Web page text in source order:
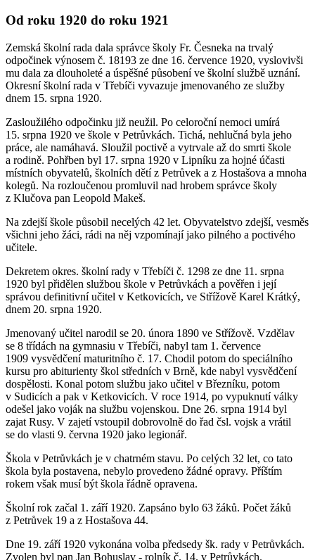
Od roku 1920 do roku 1921
Zemská školní rada dala správce školy Fr. Česneka na trvalý
odpočinek výnosem č. 18193 ze dne 16. července 1920, vyslovivši
mu dala za dlouholeté a úspěšné působení ve školní službě uznání.
Okresní školní rada v Třebíči vyvazuje jmenovaného ze služby
dnem 15. srpna 1920.
Zasloužilého odpočinku již neužil. Po celoroční nemoci umírá
15. srpna 1920 ve škole v Petrůvkách. Tichá, nehlučná byla jeho
práce, ale namáhavá. Sloužil poctivě a vytrvale až do smrti škole
a rodině. Pohřben byl 17. srpna 1920 v Lipníku za hojné účasti
místních obyvatelů, školních dětí z Petrůvek a z Hostašova a mnoha
kolegů. Na rozloučenou promluvil nad hrobem správce školy
z Klučova pan Leopold Makeš.
Na zdejší škole působil necelých 42 let. Obyvatelstvo zdejší, vesměs
všichni jeho žáci, rádi na něj vzpomínají jako pilného a poctivého
učitele.
Dekretem okres. školní rady v Třebíči č. 1298 ze dne 11. srpna
1920 byl přidělen službou škole v Petrůvkách a pověřen i její
správou definitivní učitel v Ketkovicích, ve Střížově Karel Krátký,
dnem 20. srpna 1920.
Jmenovaný učitel narodil se 20. února 1890 ve Střížově. Vzdělav
se 8 třídách na gymnasiu v Třebíči, nabyl tam 1. července
1909 vysvědčení maturitního č. 17. Chodil potom do speciálního
kursu pro abiturienty škol středních v Brně, kde nabyl vysvědčení
dospělosti. Konal potom službu jako učitel v Březníku, potom
v Sudicích a pak v Ketkovicích. V roce 1914, po vypuknutí války
odešel jako voják na službu vojenskou. Dne 26. srpna 1914 byl
zajat Rusy. V zajetí vstoupil dobrovolně do řad čsl. vojsk a vrátil
se do vlasti 9. června 1920 jako legionář.
Škola v Petrůvkách je v chatrném stavu. Po celých 32 let, co tato
škola byla postavena, nebylo provedeno žádné opravy. Příštím
rokem však musí být škola řádně opravena.
Školní rok začal 1. září 1920. Zapsáno bylo 63 žáků. Počet žáků
z Petrůvek 19 a z Hostašova 44.
Dne 19. září 1920 vykonána volba předsedy šk. rady v Petrůvkách.
Zvolen byl pan Jan Bohuslav - rolník č. 14. v Petrůvkách.